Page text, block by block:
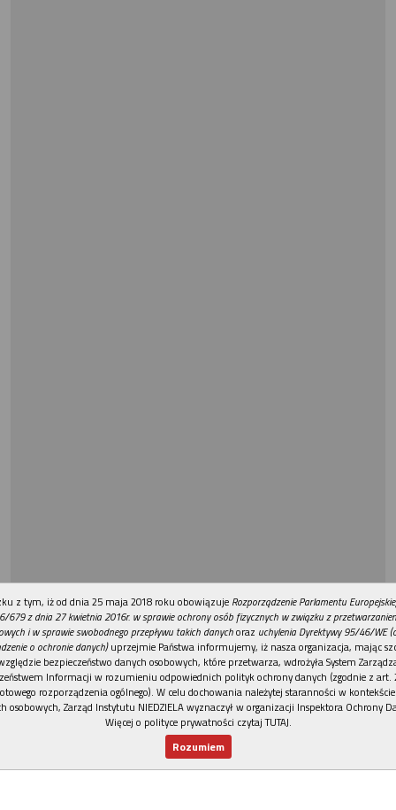
REKLAMA
z tym, iż od dnia 25 maja 2018 roku obowiązuje Rozporządzenie Parlamentu
679 z dnia 27 kwietnia 2016r. w sprawie ochrony osób fizycznych w związku z
i w sprawie swobodnego przepływu takich danychoraz uchylenia Dyrektywy 95/46/WE
o ochronie danych)uprzejmie Państwa informujemy, iż nasza organizacja, mając
bezpieczeństwo danych osobowych, które przetwarza, wdrożyła System
Informacji w rozumieniu odpowiednich polityk ochrony danych (zgodnie z art.
rozporządzenia ogólnego). W celu dochowania należytej staranności w
osobowych, Zarząd Instytutu NIEDZIELA wyznaczył w organizacji Inspektora Ochrony
Więcej o polityce prywatności czytaj TUTAJ.
Rozumiem